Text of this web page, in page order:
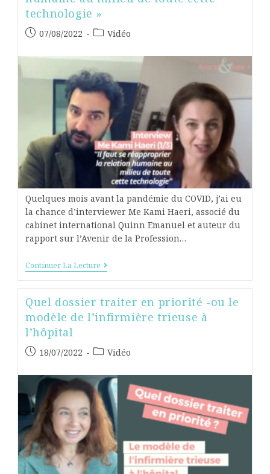
technologie »
07/08/2022 Vidéo
Quelques mois avant la pandémie du COVID, j’ai eu
la chance d’interviewer Me Kami Haeri, associé du
cabinet international Quinn Emanuel et auteur du
rapport sur l’Avenir de la Profession…
Continuer La Lecture
Quel dossier traiter en priorité -ou le
modèle de l’infirmière trieuse à
l’hôpital
18/07/2022 Vidéo